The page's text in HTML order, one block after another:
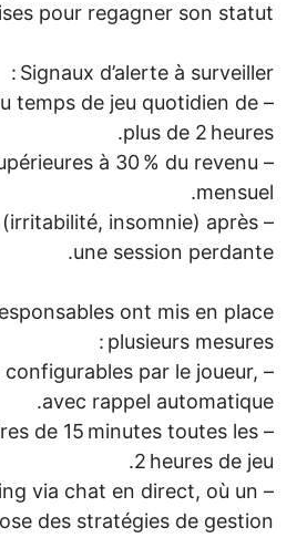
ses mises pour regagner son
Signaux d’alerte à
du temps de jeu quotidien
plus de 2
supérieures à 30 % du
visible (irritabilité, insomnie)
une session
responsables ont mis en
plusieurs
dépôt configurables par le
avec rappel
de 15 minutes toutes
2 heures de
Coaching via chat en direct, où
propose des stratégies de